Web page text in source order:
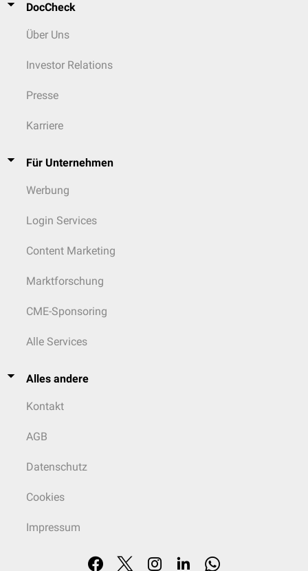
DocCheck
Über Uns
Investor Relations
Presse
Karriere
Für Unternehmen
Werbung
Login Services
Content Marketing
Marktforschung
CME-Sponsoring
Alle Services
Alles andere
Kontakt
AGB
Datenschutz
Cookies
Impressum